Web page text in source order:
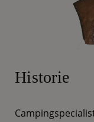
Historie